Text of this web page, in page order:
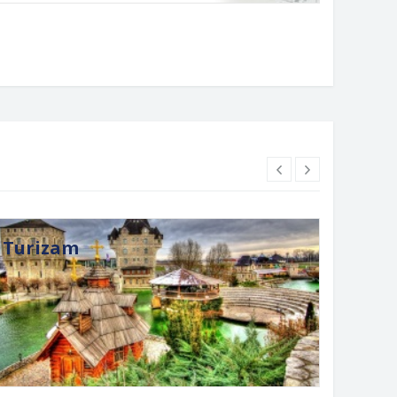
Turizam